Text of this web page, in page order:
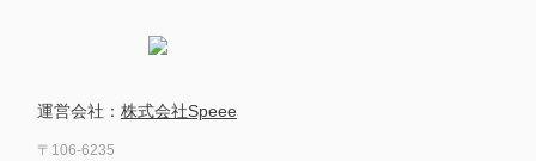
運営会社： 株式会社Speee
〒106-6235